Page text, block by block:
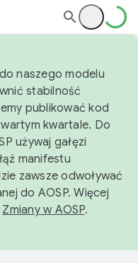
naszego modelu
stabilność
publikować kod
kwartale. Do
używaj gałęzi
manifestu
zawsze odwoływać
do AOSP. Więcej
Zmiany w AOSP.